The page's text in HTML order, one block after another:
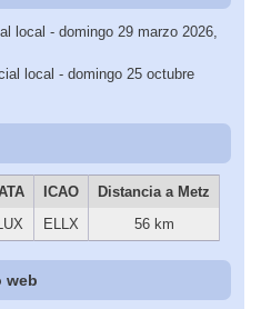
local - domingo 29 marzo 2026,
local - domingo 25 octubre
ICAO
Distancia a Metz
ELLX 56 km
web